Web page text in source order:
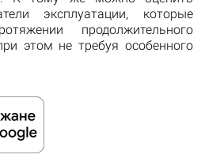
эксплуатации, которые
продолжительного
этом не требуя особенного